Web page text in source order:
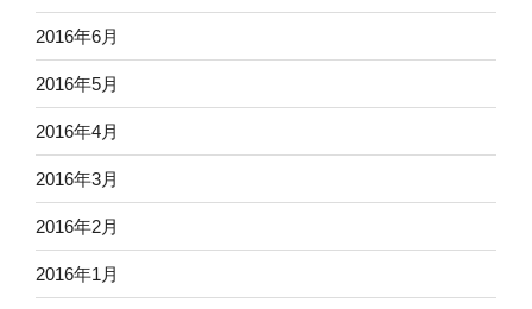
2016年6月
2016年5月
2016年4月
2016年3月
2016年2月
2016年1月